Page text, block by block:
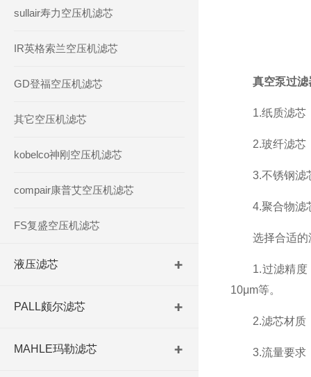
sullair寿力空压机滤芯
IR英格索兰空压机滤芯
GD登福空压机滤芯
其它空压机滤芯
kobelco神刚空压机滤芯
compair康普艾空压机滤芯
FS复盛空压机滤芯
液压滤芯
PALL颇尔滤芯
MAHLE玛勒滤芯
真空泵过滤
1.纸质滤芯：
2.玻纤滤芯：
3.不锈钢滤芯
4.聚合物滤芯
选择合适的
1.过滤精度：
10μm等。
2.滤芯材质：
3.流量要求：